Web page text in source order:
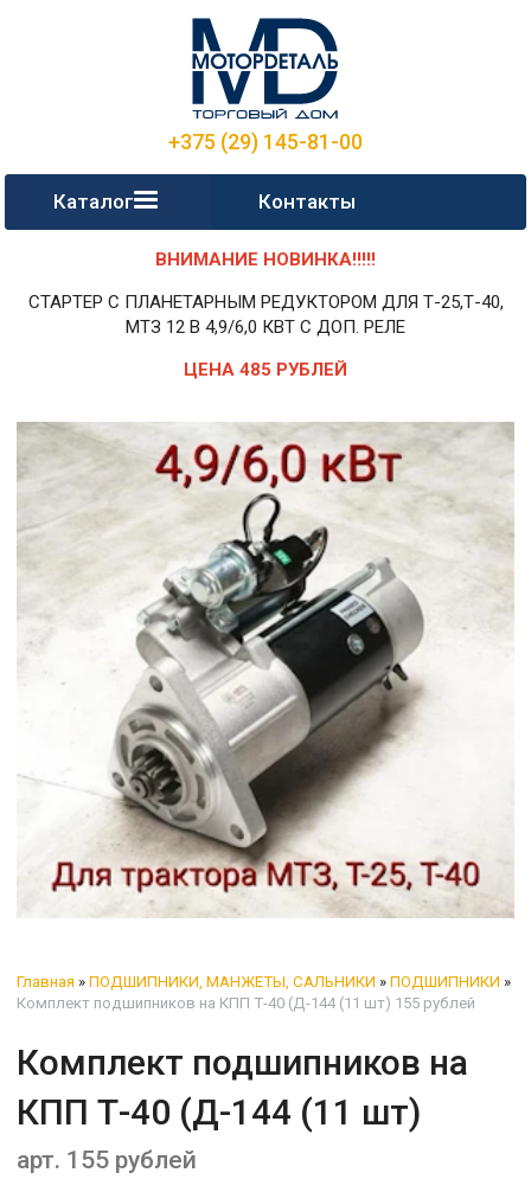
+375 (29) 145-81-00
Каталог Контакты
ВНИМАНИЕ НОВИНКА!!!!!
СТАРТЕР С ПЛАНЕТАРНЫМ РЕДУКТОРОМ ДЛЯ Т-25,Т-40,
МТЗ 12 В 4,9/6,0 КВТ С ДОП. РЕЛЕ
ЦЕНА 485 РУБЛЕЙ
Главная » ПОДШИПНИКИ, МАНЖЕТЫ, САЛЬНИКИ » ПОДШИПНИКИ »
Комплект подшипников на КПП Т-40 (Д-144 (11 шт) 155 рублей
Комплект подшипников на
КПП Т-40 (Д-144 (11 шт)
арт. 155 рублей